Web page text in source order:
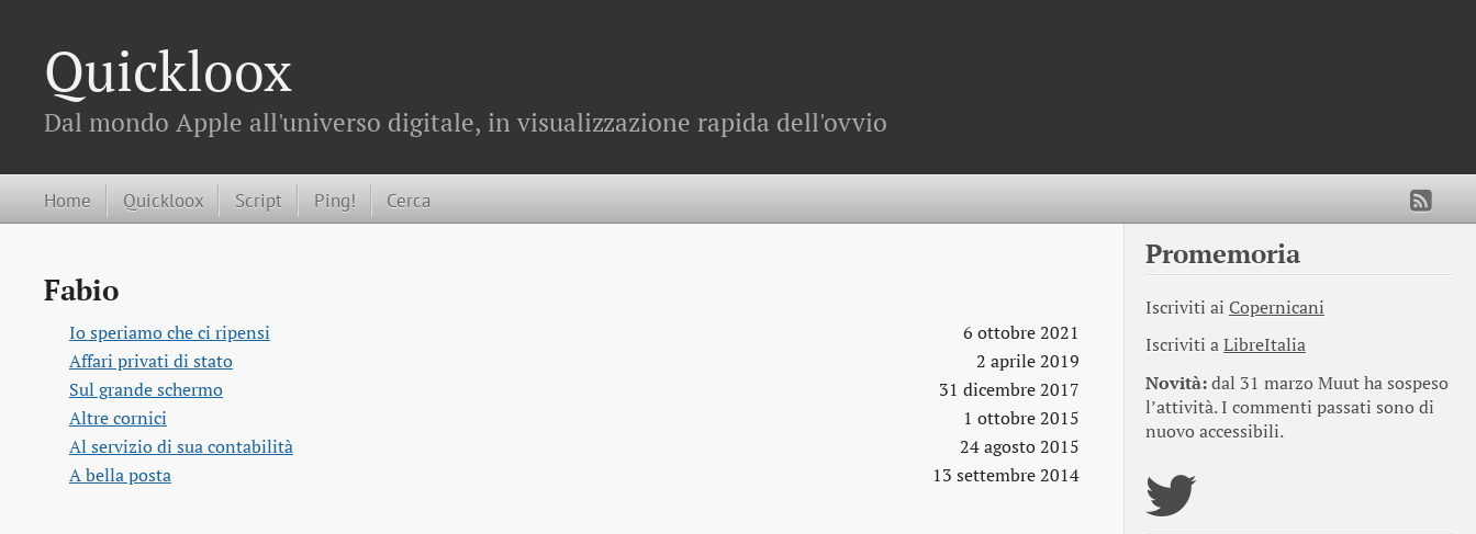
Quickloox
Dal mondo Apple all'universo digitale, in visualizzazione rapida dell'ovvio
Home Quickloox Script Ping! Cerca
Fabio
Io speriamo che ci ripensi
6 ottobre 2021
Affari privati di stato
2 aprile 2019
Sul grande schermo
31 dicembre 2017
Altre cornici
1 ottobre 2015
Al servizio di sua contabilità
24 agosto 2015
A bella posta
13 settembre 2014
Promemoria
Iscriviti ai Copernicani
Iscriviti aLibreItalia
Novità:dal 31 marzo Muut ha sospeso
l’attività. I commenti passati sono di
nuovo accessibili.